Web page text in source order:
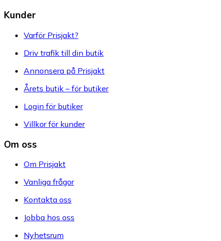
Kunder
Varför Prisjakt?
Driv trafik till din butik
Annonsera på Prisjakt
Årets butik – för butiker
Login för butiker
Villkor för kunder
Om oss
Om Prisjakt
Vanliga frågor
Kontakta oss
Jobba hos oss
Nyhetsrum